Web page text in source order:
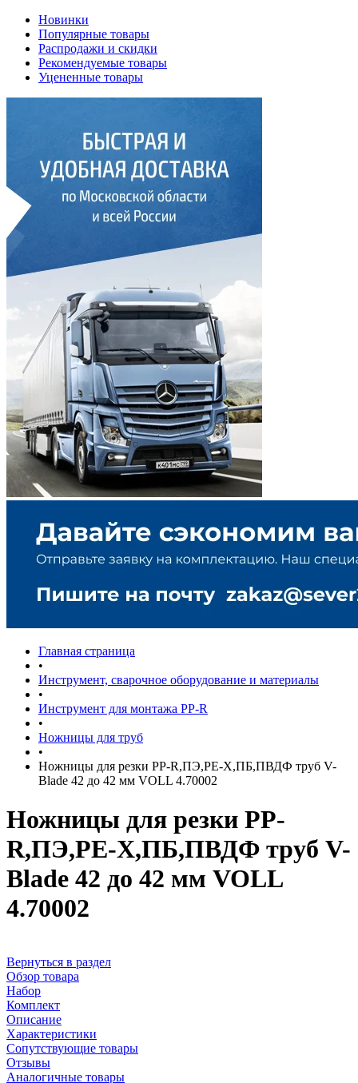
Новинки
Популярные товары
Распродажи и скидки
Рекомендуемые товары
Уцененные товары
Главная страница
•
Инструмент, сварочное оборудование и материалы
•
Инструмент для монтажа PP-R
•
Ножницы для труб
•
Ножницы для резки PP-R,ПЭ,PE-X,ПБ,ПВДФ труб V-
Blade 42 до 42 мм VOLL 4.70002
Ножницы для резки PP-
R,ПЭ,PE-X,ПБ,ПВДФ труб V-
Blade 42 до 42 мм VOLL
4.70002
Вернуться в раздел
Обзор товара
Набор
Комплект
Описание
Характеристики
Сопутствующие товары
Отзывы
Аналогичные товары